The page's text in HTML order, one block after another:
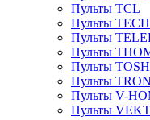
Пульты TCL
Пульты
Пульты
Пульты
Пульты
Пульты
Пульты V-
Пульты